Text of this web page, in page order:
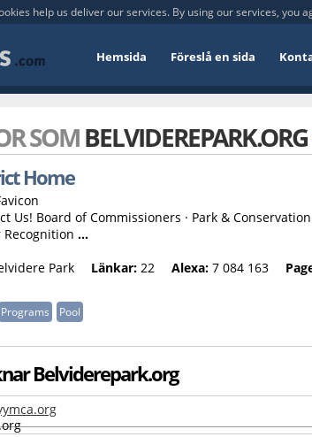
help us deliver our services. By using our services, you
Hemsida Föreslå en sida
SOMBELVIDEREPARK.ORG
Home
Us! Board of Commissioners · Park &
Recognition ...
Park Länkar: 22 Alexa: 7 084 163
Programs Pool
Belviderepark.org